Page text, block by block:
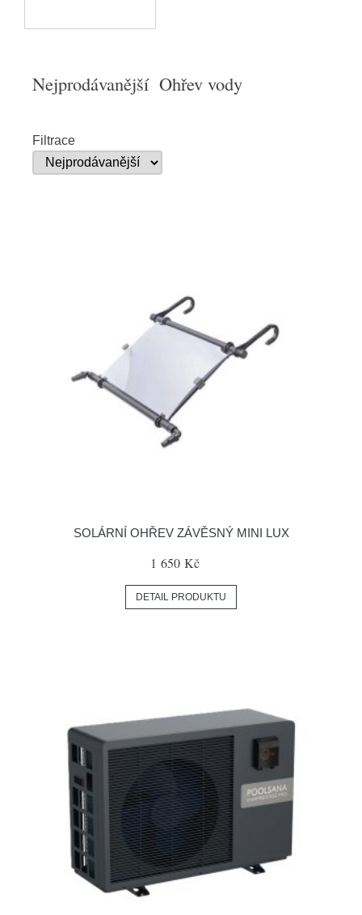
Nejprodávanější Ohřev vody
Filtrace
SOLÁRNÍ OHŘEV ZÁVĚSNÝ MINI LUX
1 650 Kč
DETAIL PRODUKTU